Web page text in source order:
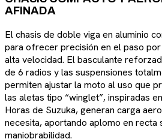
AFINADA
El chasis de doble viga en aluminio
para ofrecer precisión en el paso
alta velocidad. El basculante
de 6 radios y las suspensiones
permiten ajustar la moto al uso que
las aletas tipo “winglet”, inspiradas
Horas de Suzuka, generan carga
necesita, aportando aplomo en recta
maniobrabilidad.